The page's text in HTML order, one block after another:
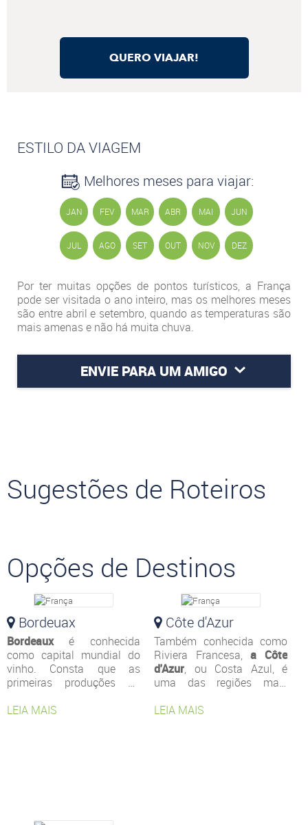
QUERO VIAJAR!
ESTILO DA VIAGEM
Melhores meses para viajar:
JAN FEV MAR ABR MAI JUN
JUL AGO SET OUT NOV DEZ
Por ter muitas opções de pontos turísticos, a França
pode ser visitada o ano inteiro, mas os melhores meses
são entre abril e setembro, quando as temperaturas são
mais amenas e não há muita chuva.
ENVIE PARA UM AMIGO
Sugestões de Roteiros
Opções de Destinos
Bordeuax
Bordeaux é conhecida
como capital mundial do
vinho. Consta que as
primeiras produções da
Émilion, a apenas 40 km
ganhando forte apelo
LEIA MAIS
Côte d'Azur
Também conhecida como
Riviera Francesa, a Côte
d'Azur, ou Costa Azul, é
uma das regiões mais
Engloba a parte do litoral
LEIA MAIS